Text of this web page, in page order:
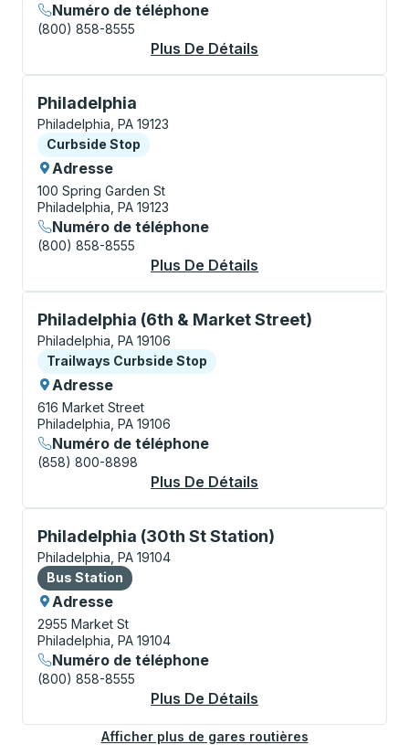
Numéro de téléphone
(800) 858-8555
Plus De Détails
Philadelphia
Curbside Stop, utilisez les touches fléchées ou la
Philadelphia, PA 19123
Curbside Stop
Curbside Stop
Adresse
100 Spring Garden St
Philadelphia, PA 19123
Numéro de téléphone
(800) 858-8555
Plus De Détails
Philadelphia (6th & Market Street)
Curbside Stop, utilisez les touches fléchées ou la
Philadelphia, PA 19106
Curbside Stop
Trailways Curbside Stop
Adresse
616 Market Street
Philadelphia, PA 19106
Numéro de téléphone
(858) 800-8898
Plus De Détails
Philadelphia (30th St Station)
Bus Station, utilisez les touches fléchées ou la
Philadelphia, PA 19104
Bus Station
Bus Station
Adresse
2955 Market St
Philadelphia, PA 19104
Numéro de téléphone
(800) 858-8555
Plus De Détails
Afficher plus de gares routières